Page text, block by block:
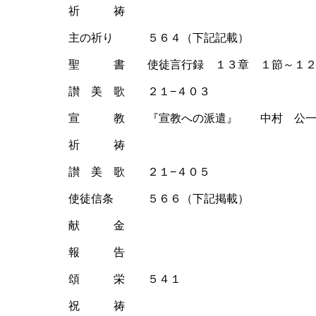
祈 祷
主の祈り ５６４（下記記載）
聖 書 使徒言行録 １３章 １節～１２
讃 美 歌 ２１−４０３
宣 教 『宣教への派遣』 中村 公一
祈 祷
讃 美 歌 ２１−４０５
使徒信条 ５６６（下記掲載）
献 金
報 告
頌 栄 ５４１
祝 祷